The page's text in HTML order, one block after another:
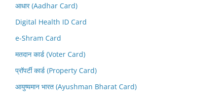
आधार (Aadhar Card)
Digital Health ID Card
e-Shram Card
मतदान कार्ड (Voter Card)
प्रॉपर्टी कार्ड (Property Card)
आयुष्यमान भारत (Ayushman Bharat Card)